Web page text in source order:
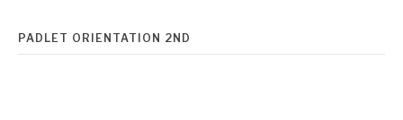
PADLET ORIENTATION 2ND